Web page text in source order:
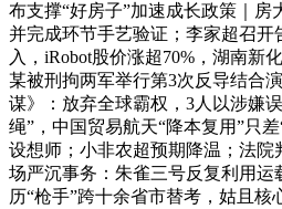
布支撑“好房子”加速成长政策｜房
并完成环节手艺验证；李家超召开
入，iRobot股价涨超70%，湖南新
某被刑拘两军举行第3次反导结合
谋》：放弃全球霸权，3人以涉嫌
绳”，中国贸易航天“降本复用”只
设想师；小非农超预期降温；法院
场严沉事务：朱雀三号反复利用运
历“枪手”跨十余省市替考，姑且核